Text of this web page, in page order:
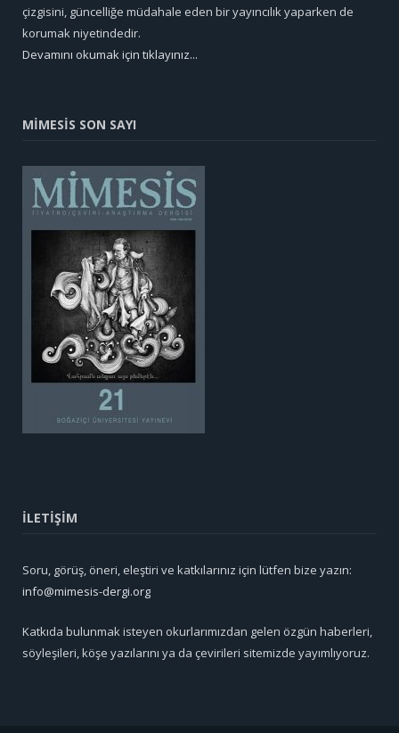
çizgisini, güncelliğe müdahale eden bir yayıncılık yaparken de
korumak niyetindedir.
Devamını okumak için tıklayınız...
MİMESİS SON SAYI
İLETİŞİM
Soru, görüş, öneri, eleştiri ve katkılarınız için lütfen bize yazın:
info@mimesis-dergi.org
Katkıda bulunmak isteyen okurlarımızdan gelen özgün haberleri,
söyleşileri, köşe yazılarını ya da çevirileri sitemizde yayımlıyoruz.